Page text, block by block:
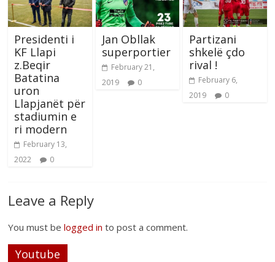
Presidenti i
KF Llapi
z.Beqir
Batatina
uron
Llapjanët për
stadiumin e
ri modern
February 13,
2022
0
Jan Obllak
superportier
February 21,
2019
0
Partizani
shkelë çdo
rival !
February 6,
2019
0
Leave a Reply
You must belogged in to post a comment.
Youtube